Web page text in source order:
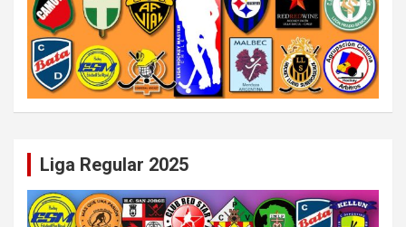
Liga Regular 2025